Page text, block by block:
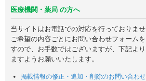
医療機関・薬局 の方へ
当サイトはお電話での対応を行っておりませ
ご希望の内容ごとにお問い合わせフォーム
すので、お手数ではございますが、下記よ
ますようお願いいたします。
掲載情報の修正・追加・削除のお問い合わせ